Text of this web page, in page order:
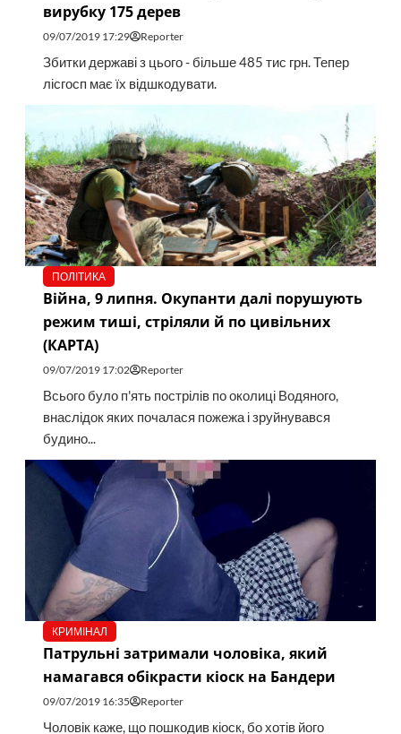
вирубку 175 дерев
09/07/2019 17:29 Reporter
Збитки державі з цього - більше 485 тис грн. Тепер
лісгосп має їх відшкодувати.
ПОЛІТИКА
Війна, 9 липня. Окупанти далі порушують
режим тиші, стріляли й по цивільних
(КАРТА)
09/07/2019 17:02 Reporter
Всього було п'ять пострілів по околиці Водяного,
внаслідок яких почалася пожежа і зруйнувався
будино...
КРИМІНАЛ
Патрульні затримали чоловіка, який
намагався обікрасти кіоск на Бандери
09/07/2019 16:35 Reporter
Чоловік каже, що пошкодив кіоск, бо хотів його